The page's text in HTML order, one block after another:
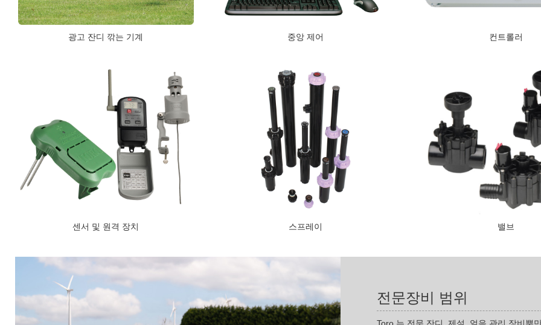
광고 잔디 깎는 기계 중앙 제어 컨트롤러
센서 및 원격 장치 스프레이 밸브
전문장비 범위